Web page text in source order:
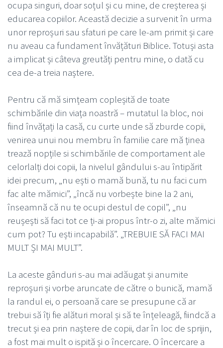
ocupa singuri, doar soțul și cu mine, de creșterea și
educarea copiilor. Această decizie a survenit în urma
unor reproșuri sau sfaturi pe care le-am primit și care
nu aveau ca fundament învățături Biblice. Totuși asta
a implicat și câteva greutăți pentru mine, o dată cu
cea de-a treia naștere.
Pentru că mă simțeam copleșită de toate
schimbările din viața noastră – mutatul la bloc, noi
fiind învățați la casă, cu curte unde să zburde copii,
venirea unui nou membru în familie care mă ținea
trează nopțile si schimbările de comportament ale
celorlalți doi copii, la nivelul gândului s-au întipărit
idei precum, „nu ești o mamă bună, tu nu faci cum
fac alte mămici”, „încă nu vorbește bine la 2 ani,
înseamnă că nu te ocupi destul de copil”, „nu
reușești să faci tot ce ți-ai propus într-o zi, alte mămici
cum pot? Tu ești incapabilă”. „TREBUIE SĂ FACI MAI
MULT ȘI MAI MULT”.
La aceste gânduri s-au mai adăugat și anumite
reproșuri și vorbe aruncate de către o bunică, mamă
la randul ei, o persoană care se presupune că ar
trebui să îți fie alături moral și să te înțeleagă, fiindcă a
trecut și ea prin naștere de copii, dar în loc de sprijin,
a fost mai mult o ispită și o încercare. O încercare a